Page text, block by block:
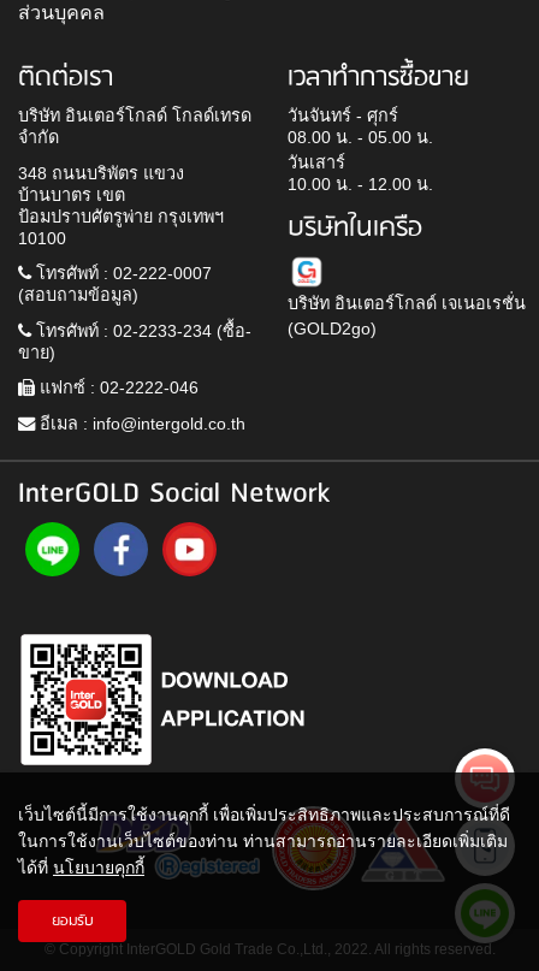
ส่วนบุคคล
ติดต่อเรา
บริษัท อินเตอร์โกลด์ โกลด์เทรด
จำกัด
348 ถนนบริพัตร แขวง
บ้านบาตร เขต
ป้อมปราบศัตรูพ่าย กรุงเทพฯ
10100
โทรศัพท์ : 02-222-0007
(สอบถามข้อมูล)
โทรศัพท์ : 02-2233-234 (ซื้อ-
ขาย)
แฟกซ์ : 02-2222-046
อีเมล : info@intergold.co.th
เวลาทำการซื้อขาย
วันจันทร์ - ศุกร์
08.00 น. - 05.00 น.
วันเสาร์
10.00 น. - 12.00 น.
บริษัทในเครือ
บริษัท อินเตอร์โกลด์ เจเนอเรชั่น
(GOLD2go)
InterGOLD Social Network
© Copyright InterGOLD Gold Trade Co.,Ltd., 2022. All rights reserved.
เว็บไซต์นี้มีการใช้งานคุกกี้ เพื่อเพิ่มประสิทธิภาพและประสบการณ์ที่ดี
ในการใช้งานเว็บไซต์ของท่าน ท่านสามารถอ่านรายละเอียดเพิ่มเติม
ได้ที่ นโยบายคุกกี้
ยอมรับ